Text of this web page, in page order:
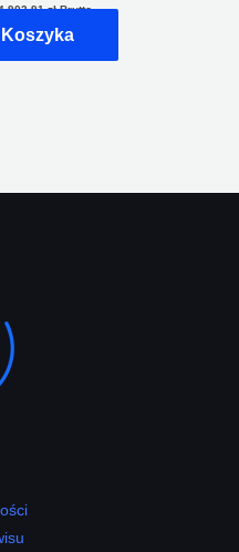
903,91złBrutto